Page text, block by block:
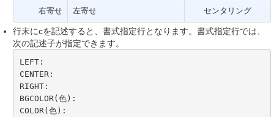
右寄せ 左寄せ センタリング
行末にcを記述すると、書式指定行となります。書式指定行では、
次の記述子が指定できます。
LEFT:
CENTER:
RIGHT:
BGCOLOR(色):
COLOR(色):